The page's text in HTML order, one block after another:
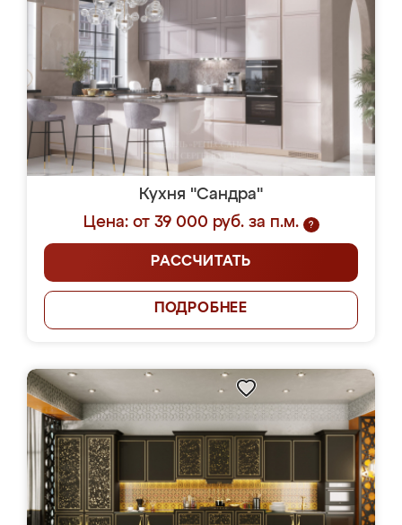
Кухня "Сандра"
Цена: от 39 000 руб. за п.м.
?
РАССЧИТАТЬ
ПОДРОБНЕЕ